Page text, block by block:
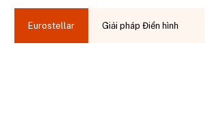
Eurostellar Giải pháp Điển hình